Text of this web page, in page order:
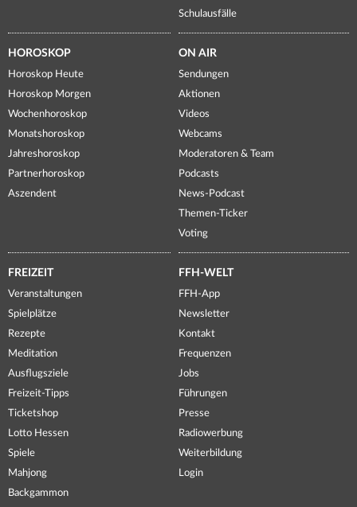
Schulausfälle
HOROSKOP
Horoskop Heute
Horoskop Morgen
Wochenhoroskop
Monatshoroskop
Jahreshoroskop
Partnerhoroskop
Aszendent
ON AIR
Sendungen
Aktionen
Videos
Webcams
Moderatoren & Team
Podcasts
News-Podcast
Themen-Ticker
Voting
FREIZEIT
Veranstaltungen
Spielplätze
Rezepte
Meditation
Ausflugsziele
Freizeit-Tipps
Ticketshop
Lotto Hessen
Spiele
Mahjong
Backgammon
FFH-WELT
FFH-App
Newsletter
Kontakt
Frequenzen
Jobs
Führungen
Presse
Radiowerbung
Weiterbildung
Login